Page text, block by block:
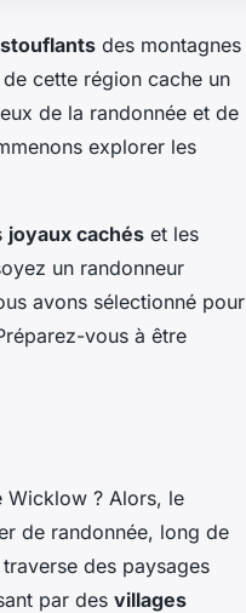
des montagnes
cette région cache un
de la randonnée et de
explorer les
joyaux cachés et les
un randonneur
avons sélectionné pour
vous à être
Wicklow ? Alors, le
de randonnée, long de
des paysages
par des villages